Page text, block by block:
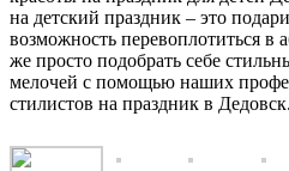
на детский праздник – это
возможность перевоплотиться в
же просто подобрать себе
мелочей с помощью наших
стилистов на праздник в Дедовск.